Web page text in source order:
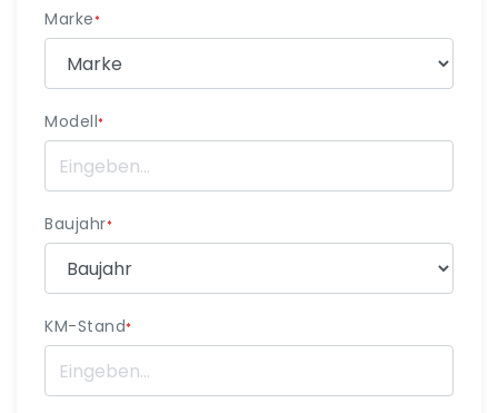
Marke*
Modell*
Baujahr*
KM-Stand*